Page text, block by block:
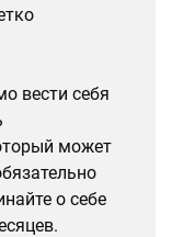
вести себя
может
о себе